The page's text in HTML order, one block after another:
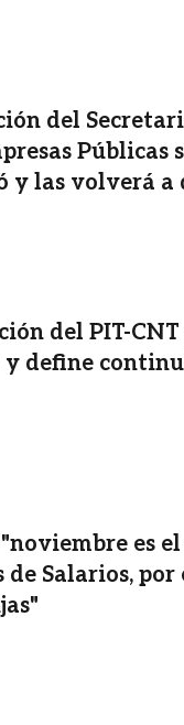
del
y las volverá a
del PIT-
y define
es
de Salarios,